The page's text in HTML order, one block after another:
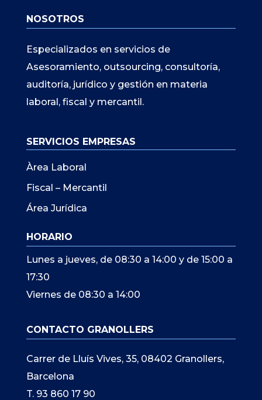
NOSOTROS
Especializados en servicios de
Asesoramiento, outsourcing, consultoría,
auditoría, jurídico y gestión en materia
laboral, fiscal y mercantil.
SERVICIOS EMPRESAS
Àrea Laboral
Fiscal – Mercantil
Área Jurídica
HORARIO
Lunes a jueves, de 08:30 a 14:00 y de 15:00 a
17:30
Viernes de 08:30 a 14:00
CONTACTO GRANOLLERS
Carrer de Lluís Vives, 35, 08402 Granollers,
Barcelona
T. 93 860 17 90